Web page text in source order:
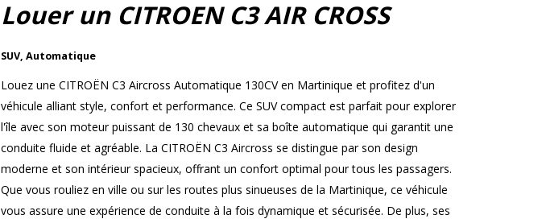
Louer un CITROEN C3 AIR CROSS
SUV, Automatique
Louez une CITROËN C3 Aircross Automatique 130CV en Martinique et profitez d'un
véhicule alliant style, confort et performance. Ce SUV compact est parfait pour explorer
l'île avec son moteur puissant de 130 chevaux et sa boîte automatique qui garantit une
conduite fluide et agréable. La CITROËN C3 Aircross se distingue par son design
moderne et son intérieur spacieux, offrant un confort optimal pour tous les passagers.
Que vous rouliez en ville ou sur les routes plus sinueuses de la Martinique, ce véhicule
vous assure une expérience de conduite à la fois dynamique et sécurisée. De plus, ses